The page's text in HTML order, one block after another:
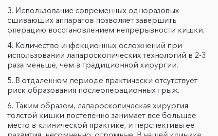
Использование современных одноразовых
сшивающих аппаратов позволяет завершить
операцию восстановлением непрерывности кишки.
Количество инфекционных осложнений при
использовании лапароскопических технологий в 2-3
раза меньше, чем в традиционной хирургии.
В отдаленном периоде практически отсутствует
риск образования послеоперационных грыж.
Таким образом, лапароскопическая хирургия
толстой кишки постепенно занимает все большее
место в клинической практике, и перспективы ее